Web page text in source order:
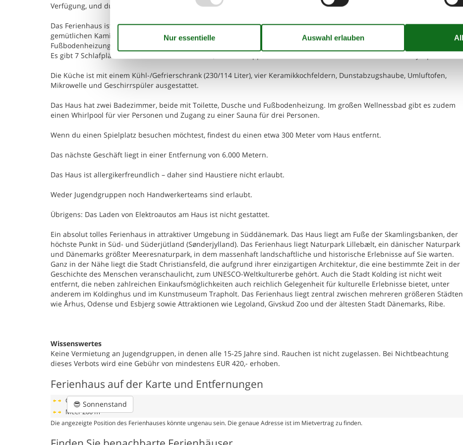
Verfügung, und du kannst direkt am Haus parken.
Das Ferienhaus ist mit einer energiesparenden Luft-Luft-Wärmepumpe ausgestattet und verfügt zusätzlich über einen
gemütlichen Kaminofen. Die übrige Heizung erfolgt über elektrische Heizkörper. Unter allen gefliesten Bereichen gibt es
Fußbodenheizung.
Es gibt 7 Schlafplätze auf 3 Schlafzimmer verteilt, alle mit Doppelbett – in einem der Zimmer zusätzlich ein Kojenplatz.
Die Küche ist mit einem Kühl-/Gefrierschrank (230/114 Liter), vier Keramikkochfeldern, Dunstabzugshaube, Umluftofen,
Mikrowelle und Geschirrspüler ausgestattet.
Das Haus hat zwei Badezimmer, beide mit Toilette, Dusche und Fußbodenheizung. Im großen Wellnessbad gibt es zudem
einen Whirlpool für vier Personen und Zugang zu einer Sauna für drei Personen.
Wenn du einen Spielplatz besuchen möchtest, findest du einen etwa 300 Meter vom Haus entfernt.
Das nächste Geschäft liegt in einer Entfernung von 6.000 Metern.
Das Haus ist allergikerfreundlich – daher sind Haustiere nicht erlaubt.
Weder Jugendgruppen noch Handwerkerteams sind erlaubt.
Übrigens: Das Laden von Elektroautos am Haus ist nicht gestattet.
Ein absolut tolles Ferienhaus in attraktiver Umgebung in Süddänemark. Das Haus liegt am Fuße der Skamlingsbanken, der
höchste Punkt in Süd- und Süderjütland (Sønderjylland). Das Ferienhaus liegt Naturpark Lillebælt, ein dänischer Naturpark
und Dänemarks größter Meeresnaturpark, in dem massenhaft landschaftliche und historische Erlebnisse auf Sie warten.
Ganz in der Nähe liegt die Stadt Christiansfeld, die aufgrund ihrer einzigartigen Architektur, die eine bestimmte Zeit in der
Geschichte des Menschen veranschaulicht, zum UNESCO-Weltkulturerbe gehört. Auch die Stadt Kolding ist nicht weit
entfernt, die neben zahlreichen Einkaufsmöglichkeiten auch reichlich Gelegenheit für kulturelle Erlebnisse bietet, unter
anderem im Koldinghus und im Kunstmuseum Trapholt. Das Ferienhaus liegt zentral zwischen mehreren größeren Städten
wie Århus, Odense und Esbjerg sowie Attraktionen wie Legoland, Givskud Zoo und der ältesten Stadt Dänemarks, Ribe.
Wissenswertes
Keine Vermietung an Jugendgruppen, in denen alle 15-25 Jahre sind. Rauchen ist nicht zugelassen. Bei Nichtbeachtung
dieses Verbots wird eine Gebühr von mindestens EUR 420,- erhoben.
Ferienhaus auf der Karte und Entfernungen
Geschäft
Meer200 m
😎 Sonnenstand
Die angezeigte Position des Ferienhauses könnte ungenau sein. Die genaue Adresse ist im Mietvertrag zu finden.